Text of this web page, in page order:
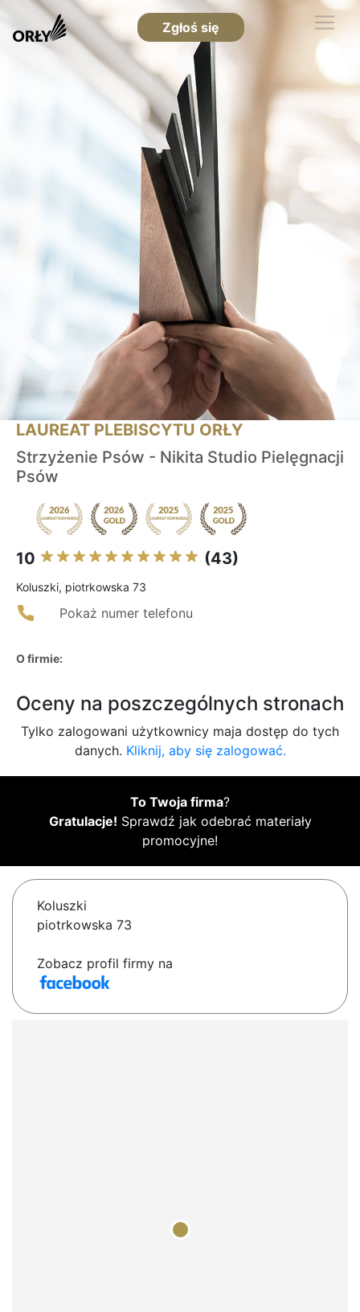
Zgłoś się
LAUREAT PLEBISCYTU ORŁY
Strzyżenie Psów - Nikita Studio Pielęgnacji
Psów
10 (43)
Koluszki, piotrkowska 73
Pokaż numer telefonu
O firmie:
Oceny na poszczególnych stronach
Tylko zalogowani użytkownicy maja dostęp do tych
danych. Kliknij, aby się zalogować.
To Twoja firma?
Gratulacje! Sprawdź jak odebrać materiały
promocyjne!
Koluszki
piotrkowska 73
Zobacz profil firmy na